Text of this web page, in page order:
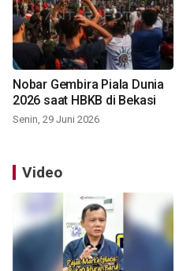
Nobar Gembira Piala Dunia
2026 saat HBKB di Bekasi
Senin, 29 Juni 2026
Video